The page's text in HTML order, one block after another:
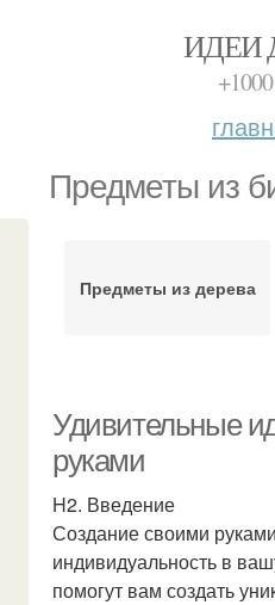
ИДЕИ
Предметы из
Предметы из дерева
Удивительные
руками
H2. Введение
Создание своими
индивидуальность в
помогут вам создать